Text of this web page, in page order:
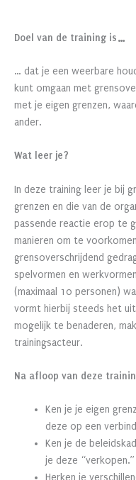
Doel van de training is…
… dat je een weerbare
kunt omgaan met
met je eigen grenzen,
ander.
Wat leer je?
In deze training leer je bij
grenzen en die van de
passende reactie erop te
manieren om te
grensoverschrijdend
spelvormen en
(maximaal 10 personen)
vormt hierbij steeds het
mogelijk te benaderen,
trainingsacteur.
Na afloop van deze
Ken je je eigen
deze op een
Ken je de
je deze “verkopen.”